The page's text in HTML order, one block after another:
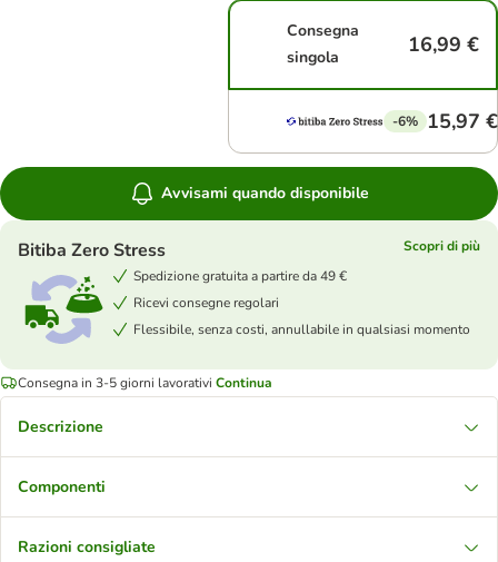
Consegna
singola
16,99 €
-6% 15,97 €
Avvisami quando disponibile
Bitiba Zero Stress
Scopri di più
Spedizione gratuita a partire da 49 €
Ricevi consegne regolari
Flessibile, senza costi, annullabile in qualsiasi momento
Consegna in 3-5 giorni lavorativi Continua
Descrizione
Componenti
Razioni consigliate